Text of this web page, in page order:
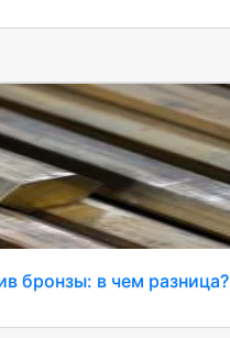
бронзы: в чем разница?